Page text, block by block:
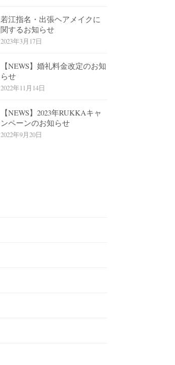
若江指名・出張ヘアメイクに
関するお知らせ
2023年3月17日
【NEWS】婚礼料金改定のお知
らせ
2022年11月14日
【NEWS】2023年RUKKAキャ
ンペーンのお知らせ
2022年9月20日